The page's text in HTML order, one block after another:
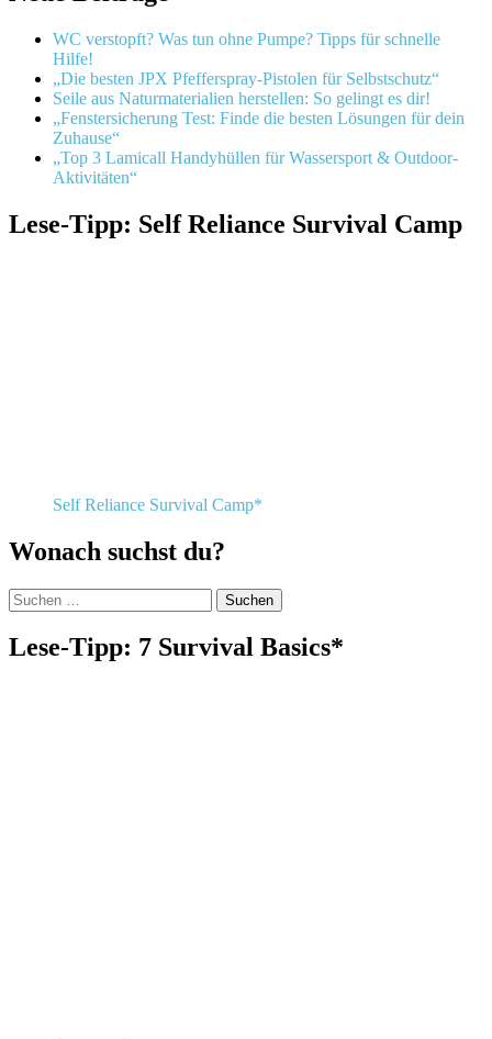
WC verstopft? Was tun ohne Pumpe? Tipps für schnelle
Hilfe!
„Die besten JPX Pfefferspray-Pistolen für Selbstschutz“
Seile aus Naturmaterialien herstellen: So gelingt es dir!
„Fenstersicherung Test: Finde die besten Lösungen für dein
Zuhause“
„Top 3 Lamicall Handyhüllen für Wassersport & Outdoor-
Aktivitäten“
Lese-Tipp: Self Reliance Survival Camp
Self Reliance Survival Camp*
Wonach suchst du?
Suchen
nach:
Lese-Tipp: 7 Survival Basics*